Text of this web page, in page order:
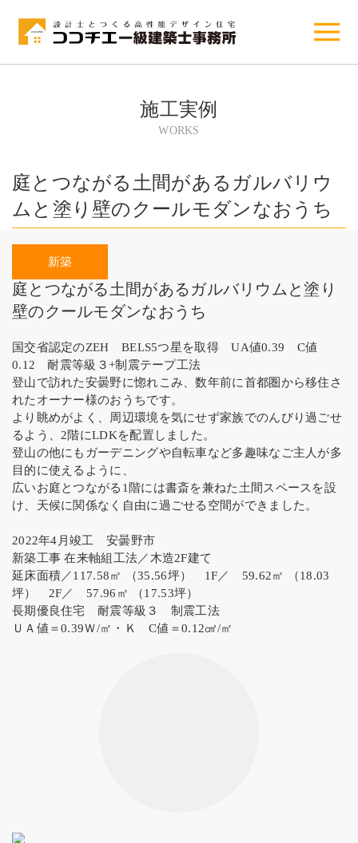
施工実例
WORKS
庭とつながる土間があるガルバリウ
ムと塗り壁のクールモダンなおうち
庭とつながる土間があるガルバリウムと塗り
壁のクールモダンなおうち
国交省認定のZEH BELS5つ星を取得 UA値0.39 C値
0.12 耐震等級３+制震テープ工法
登山で訪れた安曇野に惚れこみ、数年前に首都圏から移住さ
れたオーナー様のおうちです。
より眺めがよく、周辺環境を気にせず家族でのんびり過ごせ
るよう、2階にLDKを配置しました。
登山の他にもガーデニングや自転車など多趣味なご主人が多
目的に使えるように、
広いお庭とつながる1階には書斎を兼ねた土間スペースを設
け、天候に関係なく自由に過ごせる空間ができました。
2022年4月竣工 安曇野市
新築工事 在来軸組工法／木造2F建て
延床面積／117.58㎡ （35.56坪） 1F／ 59.62㎡ （18.03
坪） 2F／ 57.96㎡ （17.53坪）
長期優良住宅 耐震等級３ 制震工法
ＵＡ値＝0.39Ｗ/㎡・Ｋ C値＝0.12㎠/㎡